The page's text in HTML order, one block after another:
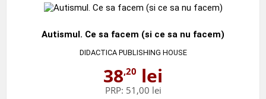
Autismul. Ce sa facem (si ce sa nu facem)
DIDACTICA PUBLISHING HOUSE
38,20 lei
PRP: 51,00 lei